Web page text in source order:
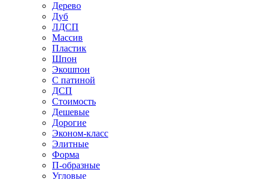
Дерево
Дуб
ЛДСП
Массив
Пластик
Шпон
Экошпон
С патиной
ДСП
Стоимость
Дешевые
Дорогие
Эконом-класс
Элитные
Форма
П-образные
Угловые